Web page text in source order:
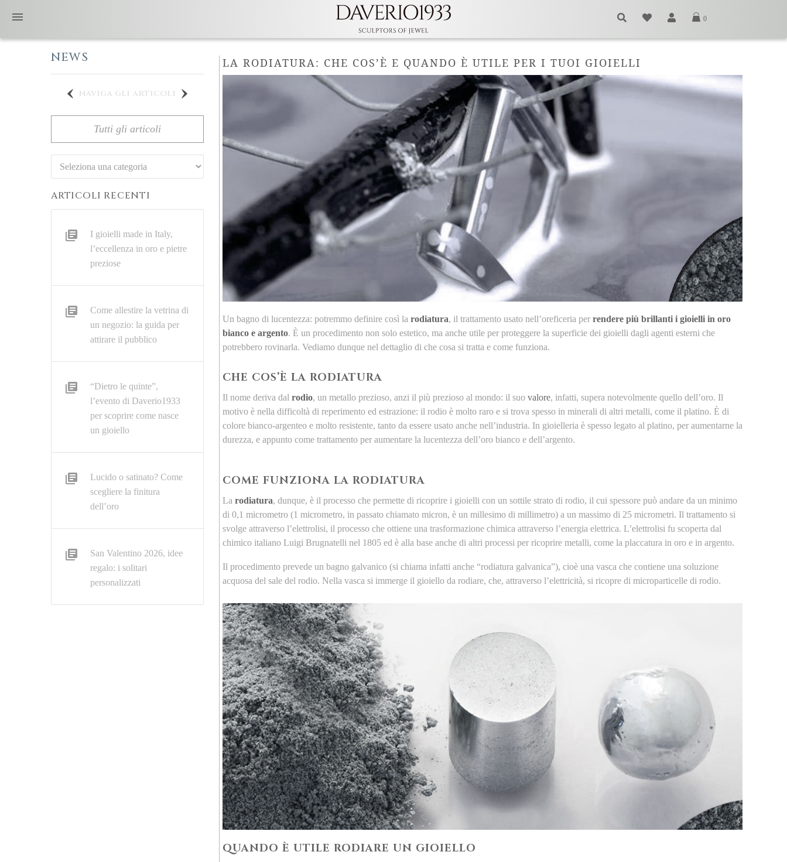
0
LA RODIATURA: CHE COS’È E QUANDO È UTILE PER I TUOI GIOIELLI
Un bagno di lucentezza: potremmo definire così la rodiatura, il trattamento usato nell’oreficeria per rendere più brillanti i gioielli in oro
bianco e argento. È un procedimento non solo estetico, ma anche utile per proteggere la superficie dei gioielli dagli agenti esterni che
potrebbero rovinarla. Vediamo dunque nel dettaglio di che cosa si tratta e come funziona.
CHE COS’È LA RODIATURA
Il nome deriva dal rodio, un metallo prezioso, anzi il più prezioso al mondo: il suo valore, infatti, supera notevolmente quello dell’oro. Il
motivo è nella difficoltà di reperimento ed estrazione: il rodio è molto raro e si trova spesso in minerali di altri metalli, come il platino. È di
colore bianco-argenteo e molto resistente, tanto da essere usato anche nell’industria. In gioielleria è spesso legato al platino, per aumentarne la
durezza, e appunto come trattamento per aumentare la lucentezza dell’oro bianco e dell’argento.
COME FUNZIONA LA RODIATURA
La rodiatura, dunque, è il processo che permette di ricoprire i gioielli con un sottile strato di rodio, il cui spessore può andare da un minimo
di 0,1 micrometro (1 micrometro, in passato chiamato micron, è un millesimo di millimetro) a un massimo di 25 micrometri. Il trattamento si
svolge attraverso l’elettrolisi, il processo che ottiene una trasformazione chimica attraverso l’energia elettrica. L’elettrolisi fu scoperta dal
chimico italiano Luigi Brugnatelli nel 1805 ed è alla base anche di altri processi per ricoprire metalli, come la placcatura in oro e in argento.
Il procedimento prevede un bagno galvanico (si chiama infatti anche “rodiatura galvanica”), cioè una vasca che contiene una soluzione
acquosa del sale del rodio. Nella vasca si immerge il gioiello da rodiare, che, attraverso l’elettricità, si ricopre di microparticelle di rodio.
QUANDO È UTILE RODIARE UN GIOIELLO
NEWS
naviga gli articoli
Tutti gli articoli
Categorie
ARTICOLI RECENTI
I gioielli made in Italy,
l’eccellenza in oro e pietre
preziose
Come allestire la vetrina di
un negozio: la guida per
attirare il pubblico
“Dietro le quinte”,
l’evento di Daverio1933
per scoprire come nasce
un gioiello
Lucido o satinato? Come
scegliere la finitura
dell’oro
San Valentino 2026, idee
regalo: i solitari
personalizzati